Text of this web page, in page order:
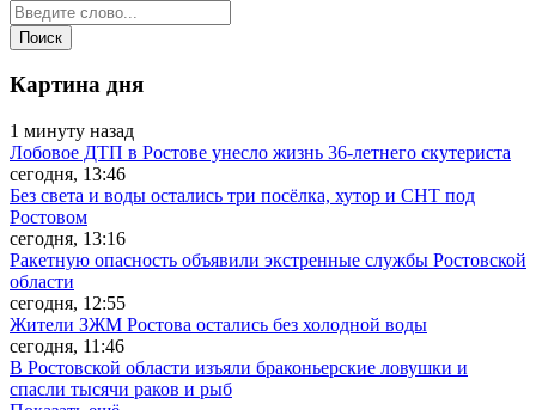
Картина дня
1 минуту назад
Лобовое ДТП в Ростове унесло жизнь 36-летнего скутериста
сегодня, 13:46
Без света и воды остались три посёлка, хутор и СНТ под
Ростовом
сегодня, 13:16
Ракетную опасность объявили экстренные службы Ростовской
области
сегодня, 12:55
Жители ЗЖМ Ростова остались без холодной воды
сегодня, 11:46
В Ростовской области изъяли браконьерские ловушки и
спасли тысячи раков и рыб